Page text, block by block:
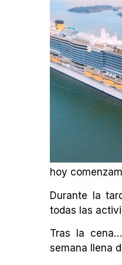
hoy
Durante la
todas las
Tras la
semana llena